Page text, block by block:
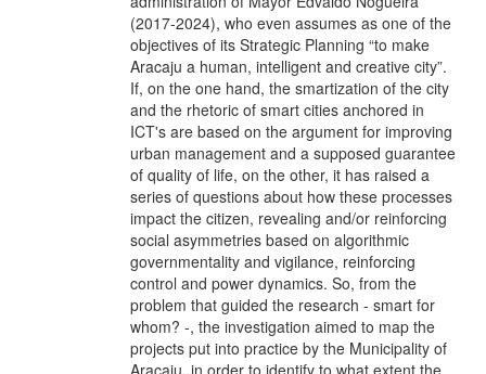
(2017-2024), who even assumes as one of the
objectives of its Strategic Planning “to make
Aracaju a human, intelligent and creative city”.
If, on the one hand, the smartization of the city
and the rhetoric of smart cities anchored in
ICT's are based on the argument for improving
urban management and a supposed guarantee
of quality of life, on the other, it has raised a
series of questions about how these processes
impact the citizen, revealing and/or reinforcing
social asymmetries based on algorithmic
governmentality and vigilance, reinforcing
control and power dynamics. So, from the
problem that guided the research - smart for
whom? -, the investigation aimed to map the
projects put into practice by the Municipality of
Aracaju, in order to identify to what extent the